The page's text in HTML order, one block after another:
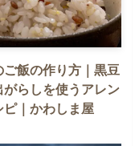
ご飯の作り方｜黒豆
がらしを使うアレン
ピ｜かわしま屋